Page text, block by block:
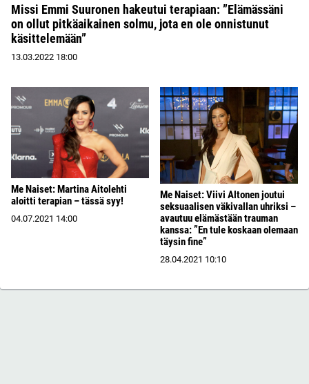
Missi Emmi Suuronen hakeutui terapiaan: ”Elämässäni
on ollut pitkäaikainen solmu, jota en ole onnistunut
käsittelemään”
13.03.2022 18:00
Me Naiset: Martina Aitolehti
aloitti terapian – tässä syy!
04.07.2021 14:00
Me Naiset: Viivi Altonen joutui
seksuaalisen väkivallan uhriksi –
avautuu elämästään trauman
kanssa: ”En tule koskaan olemaan
täysin fine”
28.04.2021 10:10